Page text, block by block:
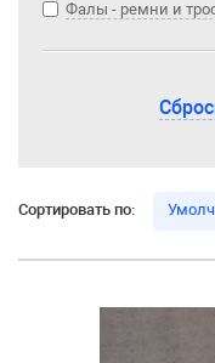
Фалы - ремни и
Сортировать по: